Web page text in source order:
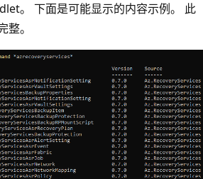
。 下面是可能显示的内容示例。 此
。